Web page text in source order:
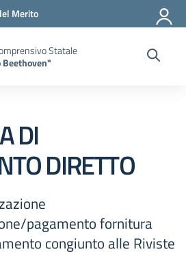
Merito
Statale
Beethoven"
DI
DIRETTO
pagamento fornitura
congiunto alle Riviste